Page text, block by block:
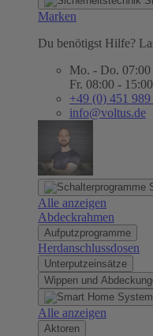
Marken
Du benötigst Hilfe?
Mo. - Do. 07:00
Fr. 08:00 - 15:00
+49 (0) 451
info@voltus.de
Alle anzeigen
Abdeckrahmen
Aufputzprogramme
Herdanschlussdosen
Unterputzeinsätze
Wippen und
Alle anzeigen
Aktoren